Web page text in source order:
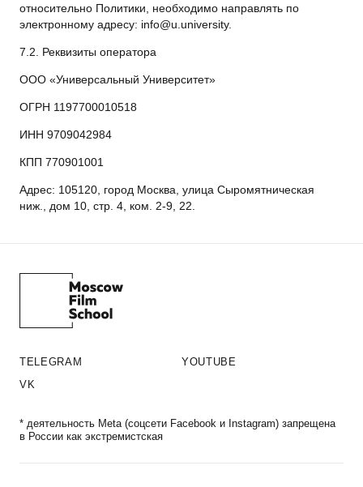
относительно Политики, необходимо направлять по
электронному адресу: info@u.university.
7.2. Реквизиты оператора
ООО «Универсальный Университет»
ОГРН 1197700010518
ИНН 9709042984
КПП 770901001
Адрес: 105120, город Москва, улица Сыромятническая
ниж., дом 10, стр. 4, ком. 2-9, 22.
TELEGRAM
YOUTUBE
VK
* деятельность Meta (соцсети Facebook и Instagram) запрещена
в России как экстремистская